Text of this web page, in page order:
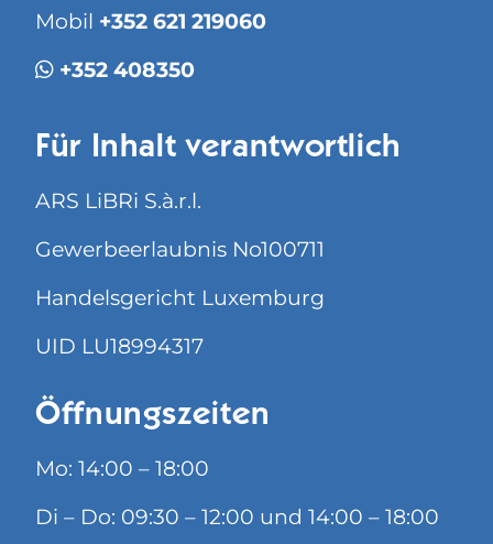
Mobil +352 621 219060
+352 408350
Für Inhalt verantwortlich
ARS LiBRi S.à.r.l.
Gewerbeerlaubnis No100711
Handelsgericht Luxemburg
UID LU18994317
Öffnungszeiten
Mo: 14:00 – 18:00
Di – Do: 09:30 – 12:00 und 14:00 – 18:00